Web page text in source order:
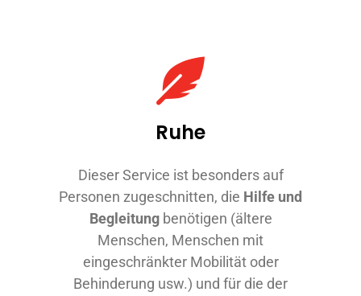
Ruhe
Dieser Service ist besonders auf
Personen zugeschnitten, die Hilfe und
Begleitungbenötigen (ältere
Menschen, Menschen mit
eingeschränkter Mobilität oder
Behinderung usw.) und für die der